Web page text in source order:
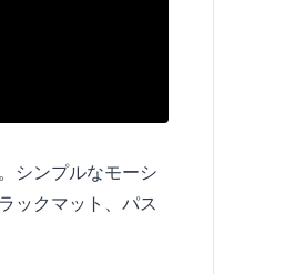
シンプルなモーシ
ックマット、パス